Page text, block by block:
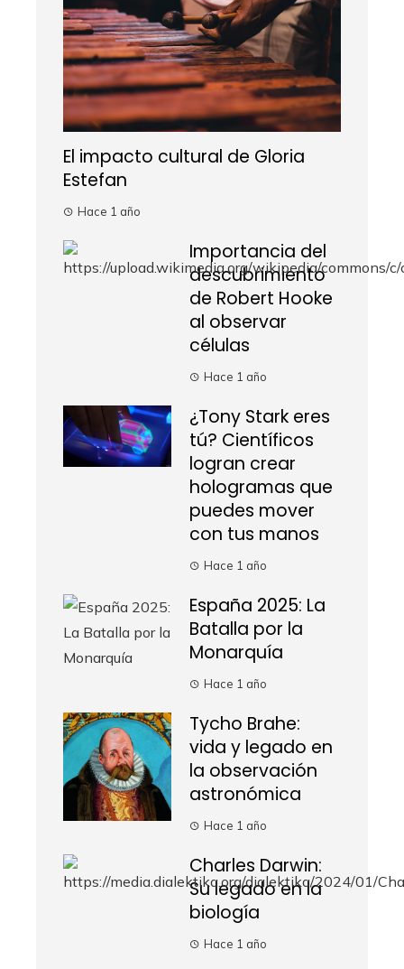
El impacto cultural de Gloria
Estefan
Hace 1 año
Importancia del
descubrimiento
de Robert Hooke
al observar
células
Hace 1 año
¿Tony Stark eres
tú? Científicos
logran crear
hologramas que
puedes mover
con tus manos
Hace 1 año
España 2025: La
Batalla por la
Monarquía
Hace 1 año
Tycho Brahe:
vida y legado en
la observación
astronómica
Hace 1 año
Charles Darwin:
Su legado en la
biología
Hace 1 año